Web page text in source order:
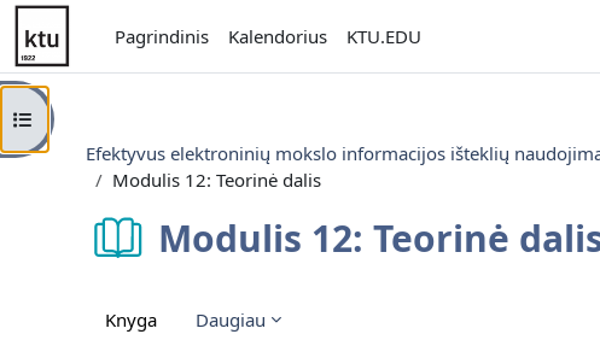
Pereiti į pagrindinį turinį
Pagrindinis
Kalendorius KTU.EDU
Atverti kurso rodyklę
Efektyvus elektroninių mokslo informacijos išteklių
Modulis 12: Teorinė dalis
Modulis 12: Teorinė
Knyga Daugiau